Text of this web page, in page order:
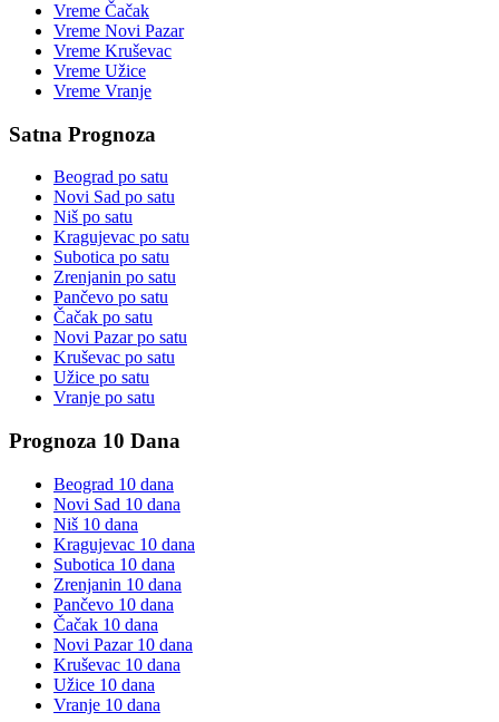
Vreme Čačak
Vreme Novi Pazar
Vreme Kruševac
Vreme Užice
Vreme Vranje
Satna Prognoza
Beograd po satu
Novi Sad po satu
Niš po satu
Kragujevac po satu
Subotica po satu
Zrenjanin po satu
Pančevo po satu
Čačak po satu
Novi Pazarpo satu
Kruševac po satu
Užice po satu
Vranje po satu
Prognoza 10 Dana
Beograd 10 dana
Novi Sad 10 dana
Niš 10 dana
Kragujevac 10 dana
Subotica 10 dana
Zrenjanin 10 dana
Pančevo 10 dana
Čačak 10 dana
Novi Pazar10 dana
Kruševac 10 dana
Užice 10 dana
Vranje 10 dana